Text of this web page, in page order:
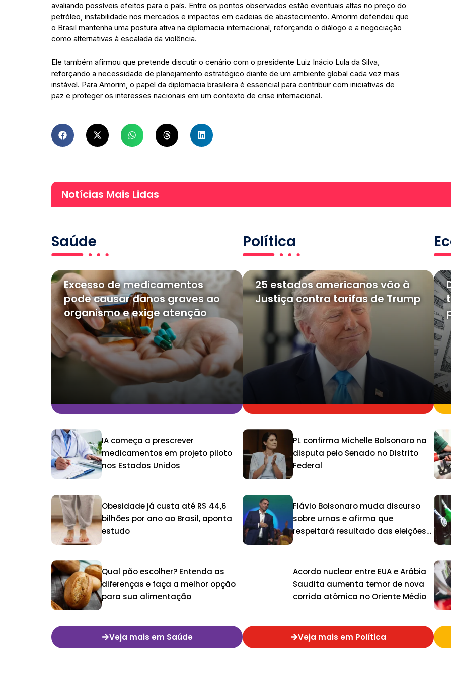
avaliando possíveis efeitos para o país. Entre os pontos observados estão eventuais altas no preço do
petróleo, instabilidade nos mercados e impactos em cadeias de abastecimento. Amorim defendeu que
o Brasil mantenha uma postura ativa na diplomacia internacional, reforçando o diálogo e a negociação
como alternativas à escalada da violência.
Ele também afirmou que pretende discutir o cenário com o presidente Luiz Inácio Lula da Silva,
reforçando a necessidade de planejamento estratégico diante de um ambiente global cada vez mais
instável. Para Amorim, o papel da diplomacia brasileira é essencial para contribuir com iniciativas de
paz e proteger os interesses nacionais em um contexto de crise internacional.
Notícias Mais Lidas
Saúde
Excesso de medicamentos
pode causar danos graves ao
organismo e exige atenção
IA começa a prescrever
medicamentos em projeto piloto
nos Estados Unidos
Obesidade já custa até R$ 44,6
bilhões por ano ao Brasil, aponta
estudo
Qual pão escolher? Entenda as
diferenças e faça a melhor opção
para sua alimentação
Veja mais em Saúde
Política
25 estados americanos vão à
Justiça contra tarifas de Trump
PL confirma Michelle Bolsonaro na
disputa pelo Senado no Distrito
Federal
Flávio Bolsonaro muda discurso
sobre urnas e afirma que
respeitará resultado das eleições
Acordo nuclear entre EUA e Arábia
Saudita aumenta temor de nova
corrida atômica no Oriente Médio
Veja mais em Política